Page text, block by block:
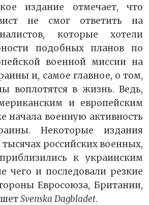
издание отмечает, что
не смог ответить на
которые хотели
подобных планов по
военной миссии на
и, самое главное, о том,
воплотятся в жизнь. Ведь,
и европейским
начала военную активность
Некоторые издания
российских военных,
к украинским
чего и последовали резкие
Евросоюза, Британии,
Svenska Dagbladet.